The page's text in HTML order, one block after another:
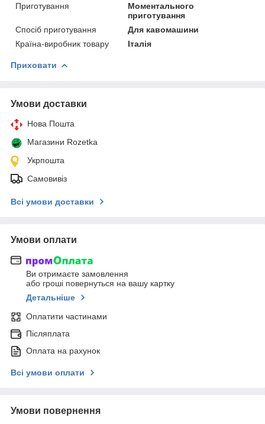
Приготування
Моментального
приготування
Спосіб приготування
Для кавомашини
Країна-виробник товару
Італія
Приховати
Умови доставки
Нова Пошта
Магазини Rozetka
Укрпошта
Самовивіз
Всі умови доставки
Умови оплати
Ви отримаєте замовлення
або гроші повернуться на вашу картку
Детальніше
Оплатити частинами
Післяплата
Оплата на рахунок
Всі умови оплати
Умови повернення